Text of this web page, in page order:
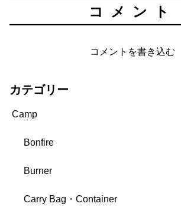
コメント
コメントを書き込む
カテゴリー
Camp
Bonfire
Burner
Carry Bag・Container